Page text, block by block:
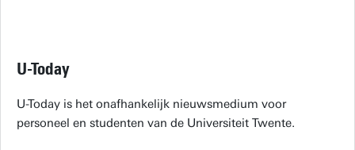
U-Today
U-Today is het onafhankelijk nieuwsmedium voor
personeel en studenten van de Universiteit Twente.